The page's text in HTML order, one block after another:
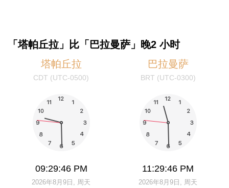
「塔帕丘拉」比「巴拉曼萨」晚2 小时
塔帕丘拉
CDT (UTC-0500)
09:29:46 PM
2026年8月9日, 周天
巴拉曼萨
BRT (UTC-0300)
11:29:46 PM
2026年8月9日, 周天